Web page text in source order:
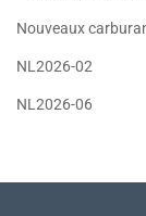
Nouveaux
NL2026-02
NL2026-06